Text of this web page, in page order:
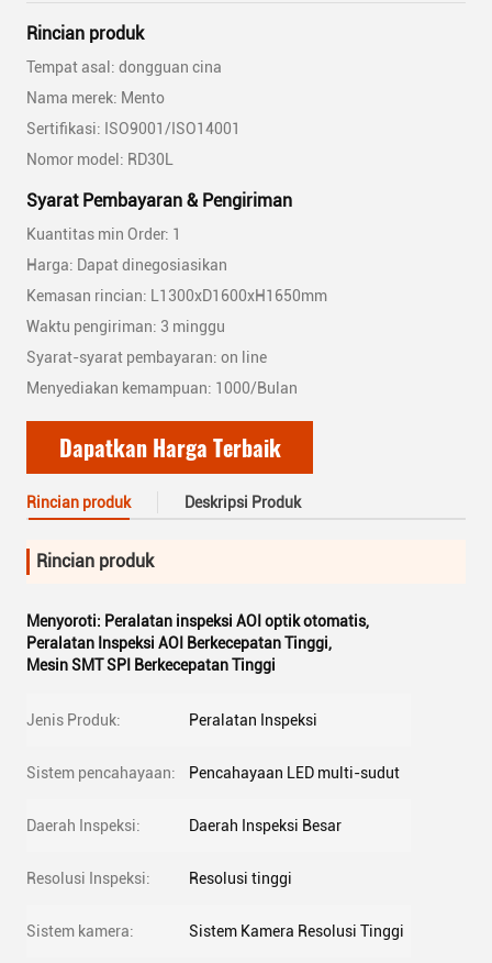
Rincian produk
Tempat asal: dongguan cina
Nama merek: Mento
Sertifikasi: ISO9001/ISO14001
Nomor model: RD30L
Syarat Pembayaran & Pengiriman
Kuantitas min Order: 1
Harga: Dapat dinegosiasikan
Kemasan rincian: L1300xD1600xH1650mm
Waktu pengiriman: 3 minggu
Syarat-syarat pembayaran: on line
Menyediakan kemampuan: 1000/Bulan
Dapatkan Harga Terbaik
Rincian produk Deskripsi Produk
Rincian produk
Menyoroti: Peralatan inspeksi AOI optik otomatis,
Peralatan Inspeksi AOI Berkecepatan Tinggi,
Mesin SMT SPI Berkecepatan Tinggi
Jenis Produk: Peralatan Inspeksi
Sistem pencahayaan: Pencahayaan LED multi-sudut
Daerah Inspeksi: Daerah Inspeksi Besar
Resolusi Inspeksi: Resolusi tinggi
Sistem kamera: Sistem Kamera Resolusi Tinggi